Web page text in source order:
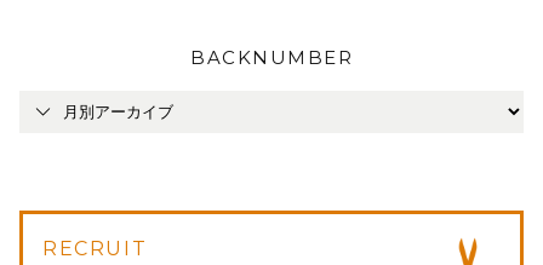
BACKNUMBER
RECRUIT